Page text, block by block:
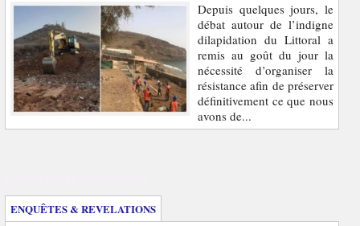
Depuis quelques jours, le
débat autour de l’indigne
dilapidation du Littoral a
remis au goût du jour la
nécessité d’organiser la
résistance afin de préserver
définitivement ce que nous
avons de...
ENQUÊTES & REVELATIONS